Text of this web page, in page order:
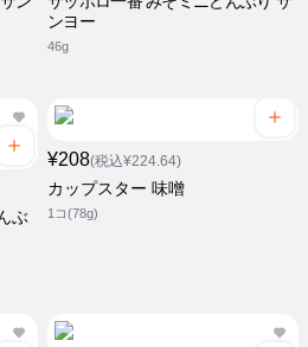
ンヨー
46g
ぶ
¥208(税込¥224.64)
カップスター 味噌
1コ(78g)